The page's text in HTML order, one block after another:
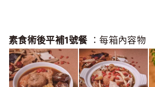
素食術後平補1號餐：每箱內容物